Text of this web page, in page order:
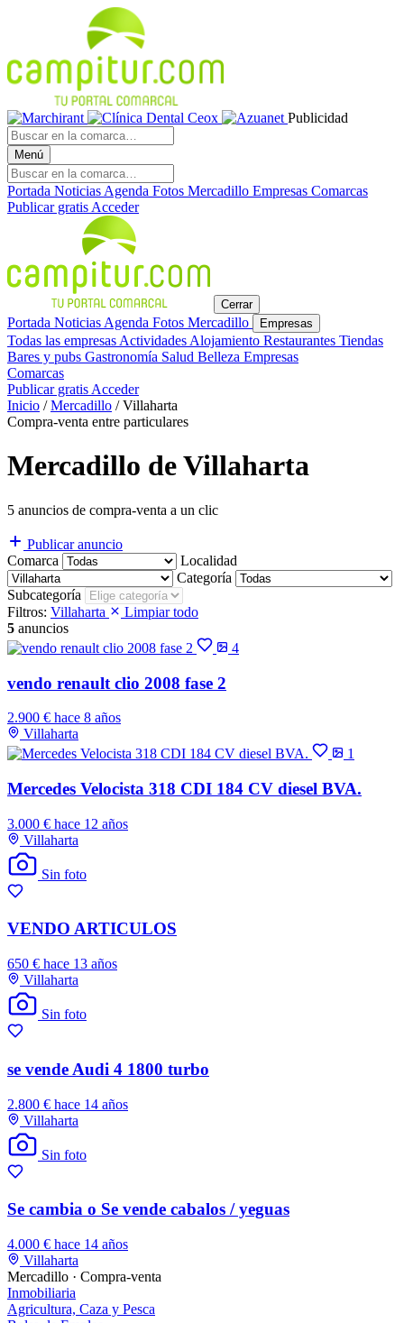
Publicidad
Menú
Portada Noticias Agenda Fotos Mercadillo Empresas Comarcas
Publicar gratis Acceder
Cerrar
Portada Noticias Agenda Fotos Mercadillo Empresas
Todas las empresas Actividades Alojamiento Restaurantes Tiendas
Bares y pubs Gastronomía Salud Belleza Empresas
Comarcas
Publicar gratis Acceder
Inicio / Mercadillo / Villaharta
Compra-venta entre particulares
Mercadillo de Villaharta
5 anuncios de compra-venta a un clic
Publicar anuncio
Comarca
Localidad
Categoría
Subcategoría
Filtros: Villaharta
Limpiar todo
5 anuncios
4
vendo renault clio 2008 fase 2
2.900 € hace 8 años
Villaharta
1
Mercedes Velocista 318 CDI 184 CV diesel BVA.
3.000 € hace 12 años
Villaharta
Sin foto
VENDO ARTICULOS
650 € hace 13 años
Villaharta
Sin foto
se vende Audi 4 1800 turbo
2.800 € hace 14 años
Villaharta
Sin foto
Se cambia o Se vende cabalos / yeguas
4.000 € hace 14 años
Villaharta
Mercadillo · Compra-venta
Inmobiliaria
Agricultura, Caza y Pesca